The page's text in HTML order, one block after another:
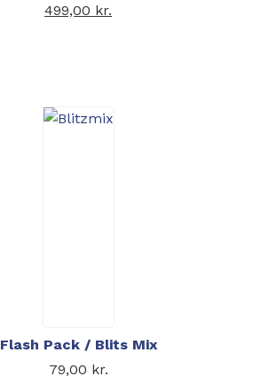
499,00 kr.
Flash Pack / Blits Mix
79,00 kr.